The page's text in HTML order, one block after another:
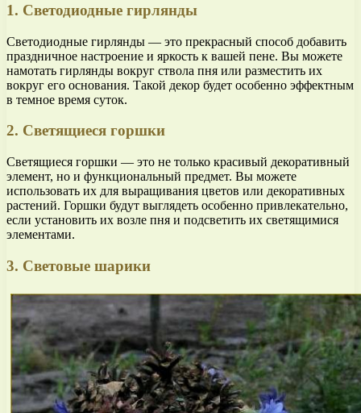
1. Светодиодные гирлянды
Светодиодные гирлянды — это прекрасный способ добавить
праздничное настроение и яркость к вашей пене. Вы можете
намотать гирлянды вокруг ствола пня или разместить их
вокруг его основания. Такой декор будет особенно эффектным
в темное время суток.
2. Светящиеся горшки
Светящиеся горшки — это не только красивый декоративный
элемент, но и функциональный предмет. Вы можете
использовать их для выращивания цветов или декоративных
растений. Горшки будут выглядеть особенно привлекательно,
если установить их возле пня и подсветить их светящимися
элементами.
3. Световые шарики